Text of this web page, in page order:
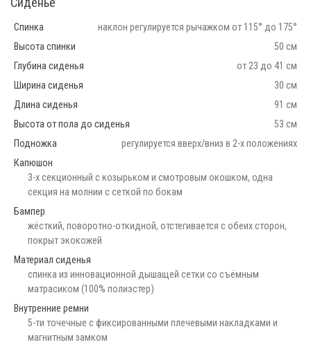
Спинка
наклон регулируется рычажком от 115° до 175°
Высота спинки
50 см
Глубина сиденья
от 23 до 41 см
Ширина сиденья
30 см
Длина сиденья
91 см
Высота от пола до сиденья
53 см
Подножка
регулируется вверх/вниз в 2-х положениях
Капюшон
3-х секционный с козырьком и смотровым окошком, одна
секция на молнии с сеткой по бокам
Бампер
жёсткий, поворотно-откидной, отстегивается с обеих сторон,
покрыт экокожей
Материал сиденья
спинка из инновационной дышащей сетки со съёмным
матрасиком (100% полиэстер)
Внутренние ремни
5-ти точечные с фиксированными плечевыми накладками и
магнитным замком